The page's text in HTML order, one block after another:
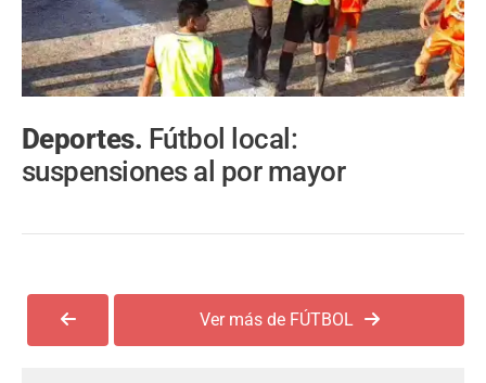
Deportes. Fútbol local:
suspensiones al por mayor
Ver más de FÚTBOL